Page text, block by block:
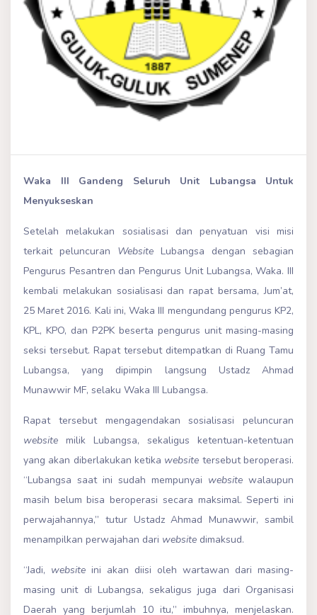
Waka III Gandeng Seluruh Unit Lubangsa Untuk
Menyukseskan
Setelah melakukan sosialisasi dan penyatuan visi misi
terkait peluncuran Website Lubangsa dengan sebagian
Pengurus Pesantren dan Pengurus Unit Lubangsa, Waka. III
kembali melakukan sosialisasi dan rapat bersama, Jum’at,
25 Maret 2016. Kali ini, Waka III mengundang pengurus KP2,
KPL, KPO, dan P2PK beserta pengurus unit masing-masing
seksi tersebut. Rapat tersebut ditempatkan di Ruang Tamu
Lubangsa, yang dipimpin langsung Ustadz Ahmad
Munawwir MF, selaku Waka III Lubangsa.
Rapat tersebut mengagendakan sosialisasi peluncuran
website milik Lubangsa, sekaligus ketentuan-ketentuan
yang akan diberlakukan ketika website tersebut beroperasi.
“Lubangsa saat ini sudah mempunyai website walaupun
masih belum bisa beroperasi secara maksimal. Seperti ini
perwajahannya,” tutur Ustadz Ahmad Munawwir, sambil
menampilkan perwajahan dari website dimaksud.
“Jadi, website ini akan diisi oleh wartawan dari masing-
masing unit di Lubangsa, sekaligus juga dari Organisasi
Daerah yang berjumlah 10 itu,” imbuhnya, menjelaskan.